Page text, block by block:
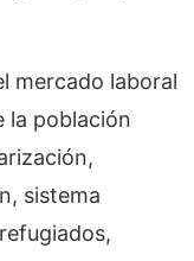
mercado laboral
la población
sistema